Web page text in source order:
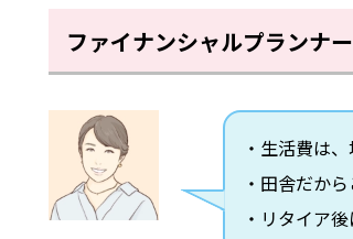
ファイナンシャルプランナ
・生活費は
・田舎だか
・リタイア